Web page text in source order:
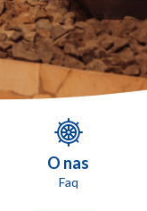
O nas
Faq